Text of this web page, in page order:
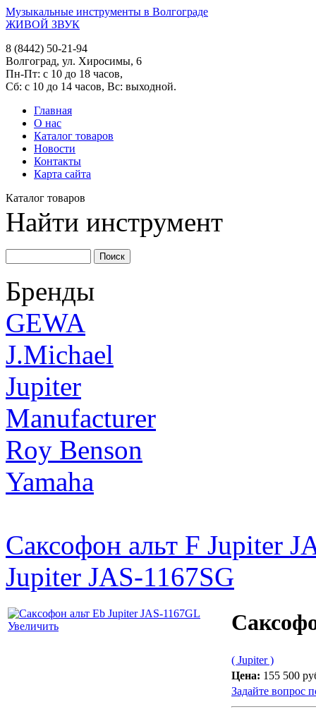
Музыкальные инструменты в Волгограде
ЖИВОЙ ЗВУК
8 (8442) 50-21-94
Волгоград, ул. Хиросимы, 6
Пн-Пт: с 10 до 18 часов,
Сб: с 10 до 14 часов, Вс: выходной.
Главная
О нас
Каталог товаров
Новости
Контакты
Карта сайта
Каталог товаров
Найти инструмент
Бренды
GEWA
J.Michael
Jupiter
Manufacturer
Roy Benson
Yamaha
Саксофон альт F Jupiter
Jupiter JAS-1167SG
Увеличить
( Jupiter )
Цена: 155 500
Задайте вопрос